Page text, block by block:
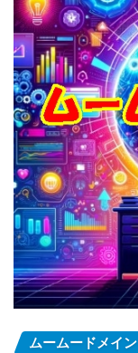
ムームードメイン